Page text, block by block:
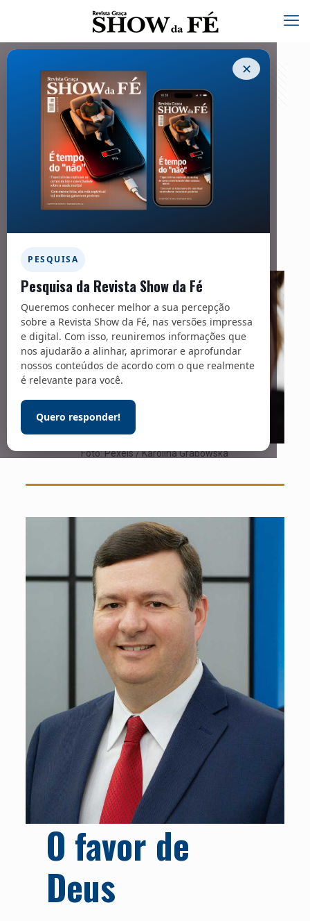
✕
PESQUISA
Pesquisa da Revista Show da Fé
Queremos conhecer melhor a sua percepção
sobre a Revista Show da Fé, nas versões impressa
e digital. Com isso, reuniremos informações que
nos ajudarão a alinhar, aprimorar e aprofundar
nossos conteúdos de acordo com o que realmente
é relevante para você.
Quero responder!
Família – 292
25/11/2023
COMPARTILHE
Foto: Pexels / Karolina Grabowska
O favor de
Deus